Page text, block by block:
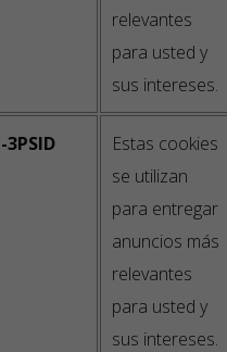
relevantes
para usted y
sus intereses.
3PSID
Estas cookies
se utilizan
para entregar
anuncios más
relevantes
para usted y
sus intereses.